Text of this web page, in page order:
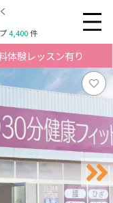
4,400件
体験レッスン有り